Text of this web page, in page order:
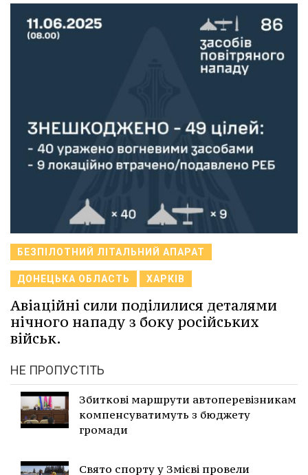
БЕЗПІЛОТНИЙ ЛІТАЛЬНИЙ АПАРАТ
ДОНЕЦЬКА ОБЛАСТЬ ХАРКІВ
Авіаційні сили поділилися деталями
нічного нападу з боку російських
військ.
НЕ ПРОПУСТІТЬ
Збиткові маршрути автоперевізникам
компенсуватимуть з бюджету
громади
Свято спорту у Змієві провели